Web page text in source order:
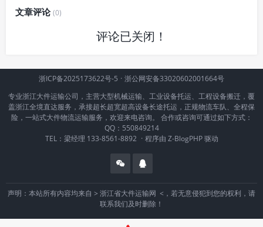
文章评论(0)
评论已关闭！
浙ICP备2025173622号-5 · 浙公网安备33020602001664号
专业浙江大件运输公司，主营大型机械运输、工业设备托运、工程设备搬迁，覆
盖浙江全境直达服务，承接超长超宽超高设备长途托运，正规物流车队、全程保
险，一站式大件物流运输服务，欢迎来电咨询。 合作或咨询可通过如下方式：
QQ：550849214
TEL：梁经理 133-8561-8892 · 程序由 Z-BlogPHP驱动
声明：本站所有内容均来自 > 浙江省大件运输网 <，若无意侵犯到您的权利，请
联系我们及时删除！